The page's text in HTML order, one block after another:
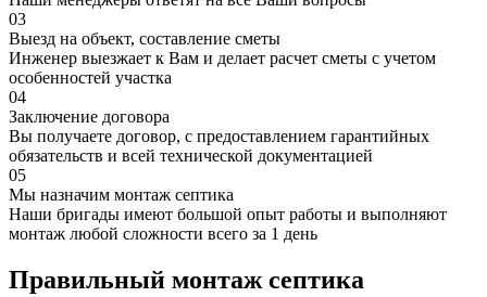
03
Выезд на объект, составление сметы
Инженер выезжает к Вам и делает расчет сметы с учетом
особенностей участка
04
Заключение договора
Вы получаете договор, с предоставлением гарантийных
обязательств и всей технической документацией
05
Мы назначим монтаж септика
Наши бригады имеют большой опыт работы и выполняют
монтаж любой сложности всего за 1 день
Правильный монтаж септика